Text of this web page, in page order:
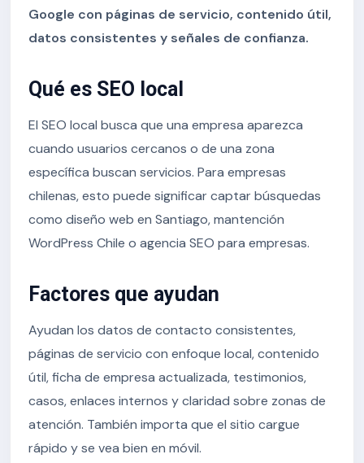
Google con páginas de servicio, contenido útil,
datos consistentes y señales de confianza.
Qué es SEO local
El SEO local busca que una empresa aparezca
cuando usuarios cercanos o de una zona
específica buscan servicios. Para empresas
chilenas, esto puede significar captar búsquedas
como diseño web en Santiago, mantención
WordPress Chile o agencia SEO para empresas.
Factores que ayudan
Ayudan los datos de contacto consistentes,
páginas de servicio con enfoque local, contenido
útil, ficha de empresa actualizada, testimonios,
casos, enlaces internos y claridad sobre zonas de
atención. También importa que el sitio cargue
rápido y se vea bien en móvil.